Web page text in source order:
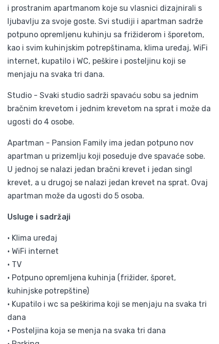
i prostranim apartmanom koje su vlasnici dizajnirali s
ljubavlju za svoje goste. Svi studiji i apartman sadrže
potpuno opremljenu kuhinju sa frižiderom i šporetom,
kao i svim kuhinjskim potrepštinama, klima uređaj, WiFi
internet, kupatilo i WC, peškire i posteljinu koji se
menjaju na svaka tri dana.
Studio - Svaki studio sadrži spavaću sobu sa jednim
bračnim krevetom i jednim krevetom na sprat i može da
ugosti do 4 osobe.
Apartman - Pansion Family ima jedan potpuno nov
apartman u prizemlju koji poseduje dve spavaće sobe.
U jednoj se nalazi jedan bračni krevet i jedan singl
krevet, a u drugoj se nalazi jedan krevet na sprat. Ovaj
apartman može da ugosti do 5 osoba.
Usluge i sadržaji
• Klima uređaj
• WiFi internet
• TV
• Potpuno opremljena kuhinja (frižider, šporet,
kuhinjske potrepštine)
• Kupatilo i wc sa peškirima koji se menjaju na svaka tri
dana
• Posteljina koja se menja na svaka tri dana